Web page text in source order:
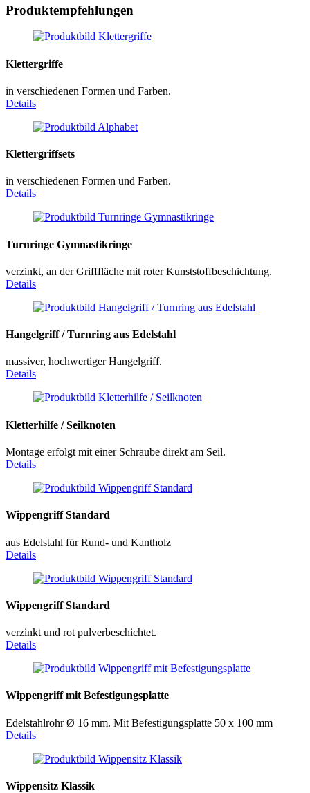
Produktempfehlungen
Klettergriffe
in verschiedenen Formen und Farben.
Details
Klettergriffsets
in verschiedenen Formen und Farben.
Details
Turnringe Gymnastikringe
verzinkt, an der Grifffläche mit roter Kunststoffbeschichtung.
Details
Hangelgriff / Turnring aus Edelstahl
massiver, hochwertiger Hangelgriff.
Details
Kletterhilfe / Seilknoten
Montage erfolgt mit einer Schraube direkt am Seil.
Details
Wippengriff Standard
aus Edelstahl für Rund- und Kantholz
Details
Wippengriff Standard
verzinkt und rot pulverbeschichtet.
Details
Wippengriff mit Befestigungsplatte
Edelstahlrohr Ø 16 mm. Mit Befestigungsplatte 50 x 100 mm
Details
Wippensitz Klassik